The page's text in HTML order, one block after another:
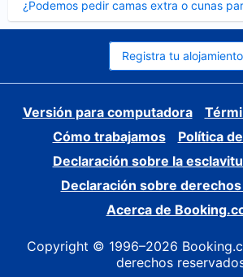
¿Podemos pedir camas extra o cunas
cerrado
Registra tu alojamiento
Versión para computadora
Cómo trabajamos
Política
Declaración sobre la
Declaración sobre
Acerca de
Copyright © 1996–2026
derechos